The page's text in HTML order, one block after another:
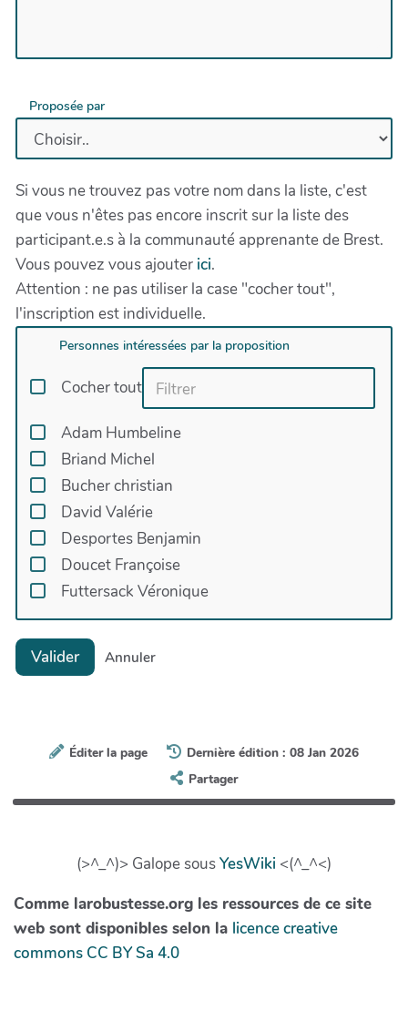
Proposée par
Si vous ne trouvez pas votre nom dans la liste, c'est
que vous n'êtes pas encore inscrit sur la liste des
participant.e.s à la communauté apprenante de Brest.
Vous pouvez vous ajouter ici.
Attention : ne pas utiliser la case "cocher tout",
l'inscription est individuelle.
Personnes intéressées par la proposition
Cocher tout
Adam Humbeline
Briand Michel
Bucher christian
David Valérie
Desportes Benjamin
Doucet Françoise
Futtersack Véronique
Gilles Jacovetti
Gourmelon Nolwenn
Horellou Antoine
Masure Raphaële
Plassard Annaïg
Richard Nathalie
Sterkers Luc
Tavennec Marielle
Tilly Janick
Valider Annuler
Éditer la page
Dernière édition : 08 Jan 2026
Partager
(>^_^)> Galope sousYesWiki <(^_^<)
Comme larobustesse.org les ressources de ce site
web sont disponibles selon la licence creative
commons CC BY Sa 4.0